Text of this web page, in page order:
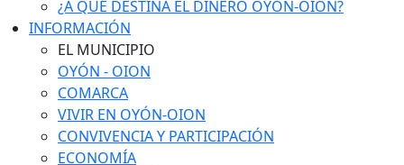
¿A QUÉ DESTINA EL DINERO OYÓN-OION?
INFORMACIÓN
EL MUNICIPIO
OYÓN - OION
COMARCA
VIVIR EN OYÓN-OION
CONVIVENCIA Y PARTICIPACIÓN
ECONOMÍA